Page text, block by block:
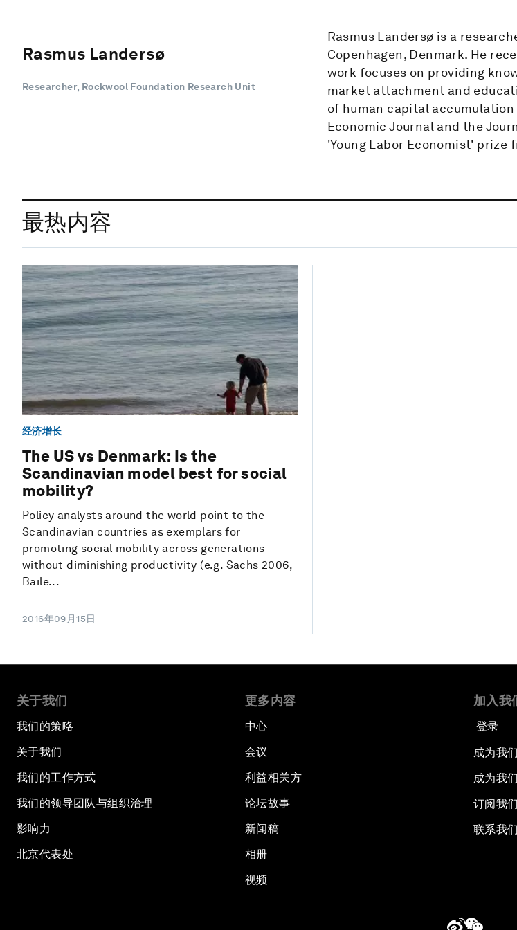
Rasmus Landersø
Researcher, Rockwool Foundation Research Unit
Rasmus Landersø is a
Copenhagen, Denmark. He
work focuses on providing
market attachment and
of human capital
Economic Journal and the
'Young Labor Economist' prize
最热内容
经济增长
The US vs Denmark: Is the
Scandinavian model best for social
mobility?
Policy analysts around the world point to the
Scandinavian countries as exemplars for
promoting social mobility across generations
without diminishing productivity (e.g. Sachs 2006,
Baile...
2016年09月15日
关于我们
我们的策略
关于我们
我们的工作方式
我们的领导团队与组织治理
影响力
北京代表处
更多内容
中心
会议
利益相关方
论坛故事
新闻稿
相册
视频
加入我
登录
成为我
成为我
订阅我
联系我们